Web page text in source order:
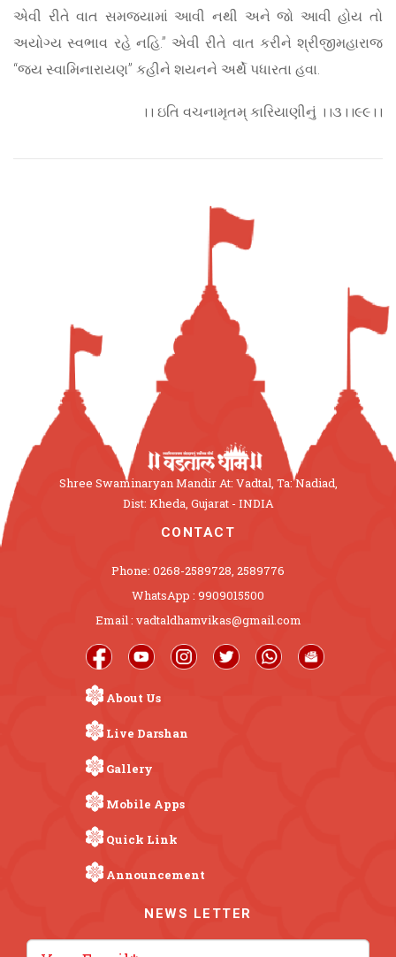
એવી રીતે વાત સમજ્યામાં આવી નથી અને જો આવી હોય તો
અયોગ્ય સ્વભાવ રહે નહિ.” એવી રીતે વાત કરીને શ્રીજીમહારાજ
“જય સ્વામિનારાયણ” કહીને શયનને અર્થે પધારતા હવા.
।। ઇતિ વચનામૃતમ્ કારિયાણીનું ।।૩।।૯૯।।
Shree Swaminaryan Mandir At: Vadtal, Ta: Nadiad,
Dist: Kheda, Gujarat - INDIA
CONTACT
Phone: 0268-2589728, 2589776
WhatsApp : 9909015500
Email : vadtaldhamvikas@gmail.com
About Us
Live Darshan
Gallery
Mobile Apps
Quick Link
Announcement
NEWS LETTER